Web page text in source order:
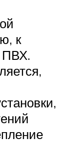
к
ПВХ.